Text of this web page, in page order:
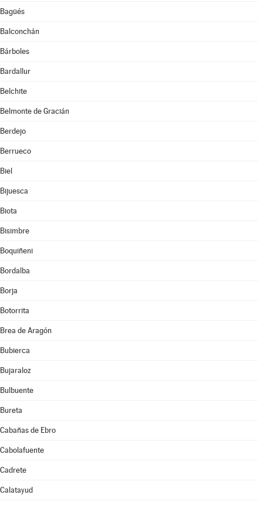
Bagüés
Balconchán
Bárboles
Bardallur
Belchite
Belmonte de Gracián
Berdejo
Berrueco
Biel
Bijuesca
Biota
Bisimbre
Boquiñeni
Bordalba
Borja
Botorrita
Brea de Aragón
Bubierca
Bujaraloz
Bulbuente
Bureta
Cabañas de Ebro
Cabolafuente
Cadrete
Calatayud